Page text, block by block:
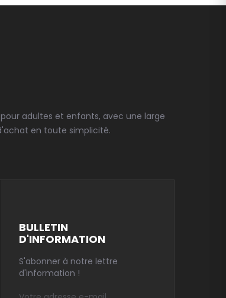
adultes et enfants, avec une large
en toute simplicité.
BULLETIN
D'INFORMATION
S'abonner à notre lettre
d'information !